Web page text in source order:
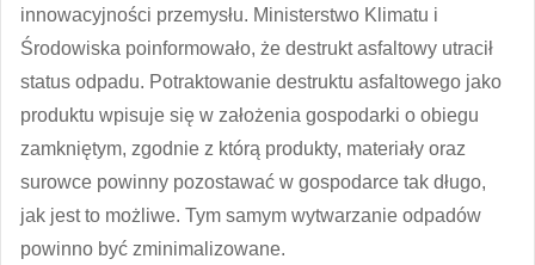
innowacyjności przemysłu. Ministerstwo Klimatu i
Środowiska poinformowało, że destrukt asfaltowy utracił
status odpadu. Potraktowanie destruktu asfaltowego jako
produktu wpisuje się w założenia gospodarki o obiegu
zamkniętym, zgodnie z którą produkty, materiały oraz
surowce powinny pozostawać w gospodarce tak długo,
jak jest to możliwe. Tym samym wytwarzanie odpadów
powinno być zminimalizowane.